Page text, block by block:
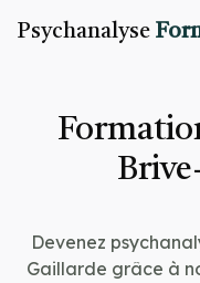
Psychanalyse
Devenez
Gaillarde grâce à